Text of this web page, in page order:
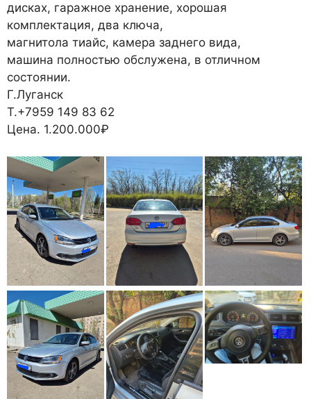
дисках, гаражное хранение, хорошая
комплектация, два ключа,
магнитола тиайс, камера заднего вида,
машина полностью обслужена, в отличном
состоянии.
Г.Луганск
Т.+7959 149 83 62
Цена. 1.200.000₽